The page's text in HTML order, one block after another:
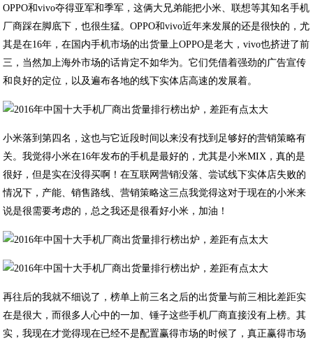
OPPO和vivo夺得亚军和季军，这俩大兄弟能把小米、联想等其知名手机
厂商踩在脚底下，也很生猛。OPPO和vivo近年来发展的还是很快的，尤
其是在16年，在国内手机市场的出货量上OPPO是老大，vivo也挤进了前
三，当然加上海外市场的话肯定不如华为。它们凭借着强劲的广告宣传
和良好的定位，以及遍布各地的线下实体店高速的发展着。
小米落到第四名，这也与它近段时间以来没有找到足够好的营销策略有
关。我觉得小米在16年发布的手机是最好的，尤其是小米MIX，真的是
很好，但是实在没得买啊！在互联网营销没落、尝试线下实体店失败的
情况下，产能、销售路线、营销策略这三点我觉得这对于现在的小米来
说是很需要考虑的，总之我还是很看好小米，加油！
再往后的我就不细说了，榜单上前三名之后的出货量与前三相比差距实
在是很大，而很多人心中的一加、锤子这些手机厂商直接没有上榜。其
实，我现在才觉得现在已经不是配置赢得市场的时候了，真正赢得市场